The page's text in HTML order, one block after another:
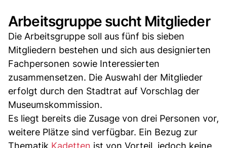
Arbeitsgruppe sucht Mitglieder
Die Arbeitsgruppe soll aus fünf bis sieben
Mitgliedern bestehen und sich aus designierten
Fachpersonen sowie Interessierten
zusammensetzen. Die Auswahl der Mitglieder
erfolgt durch den Stadtrat auf Vorschlag der
Museumskommission.
Es liegt bereits die Zusage von drei Personen vor,
weitere Plätze sind verfügbar. Ein Bezug zur
Thematik Kadetten ist von Vorteil, jedoch keine